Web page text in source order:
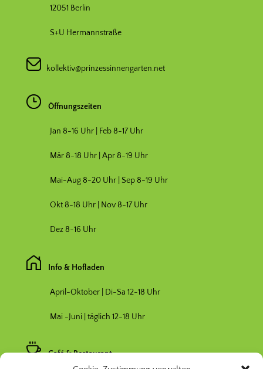
12051 Berlin
S+U Hermannstraße
kollektiv@prinzessinnengarten.net
Öffnungszeiten
Jan 8-16 Uhr | Feb 8-17 Uhr
Mär 8-18 Uhr | Apr 8-19 Uhr
Mai-Aug 8-20 Uhr | Sep 8-19 Uhr
Okt 8-18 Uhr | Nov 8-17 Uhr
Dez 8-16 Uhr
Info & Hofladen
April-Oktober | Di-Sa 12-18 Uhr
Mai -Juni | täglich 12-18 Uhr
Café & Restaurant